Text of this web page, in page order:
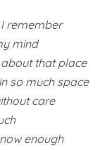
remember
mind
that place
so much space
care
enough